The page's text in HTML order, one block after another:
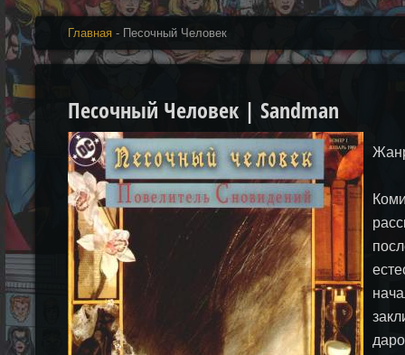
Главная - Песочный Человек
Песочный Человек | Sandman